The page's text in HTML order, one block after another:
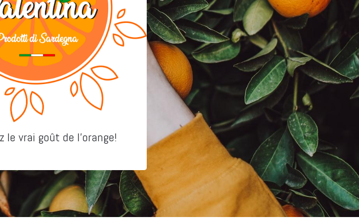
le vrai goût de l'orange!